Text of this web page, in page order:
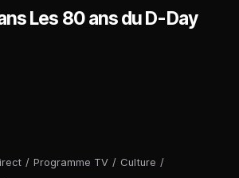
/ Programme TV / Culture /
Les 80 ans du D-Day